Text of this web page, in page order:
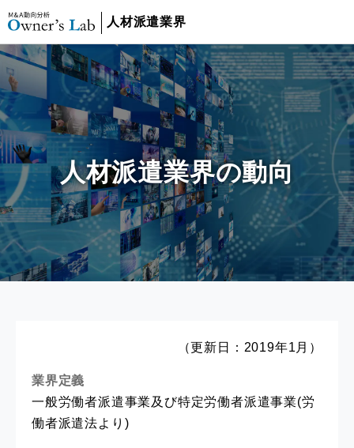
人材派遣業界
人材派遣業界の動向
（更新日：2019年1月）
業界定義
一般労働者派遣事業及び特定労働者派遣事業(労
働者派遣法より)